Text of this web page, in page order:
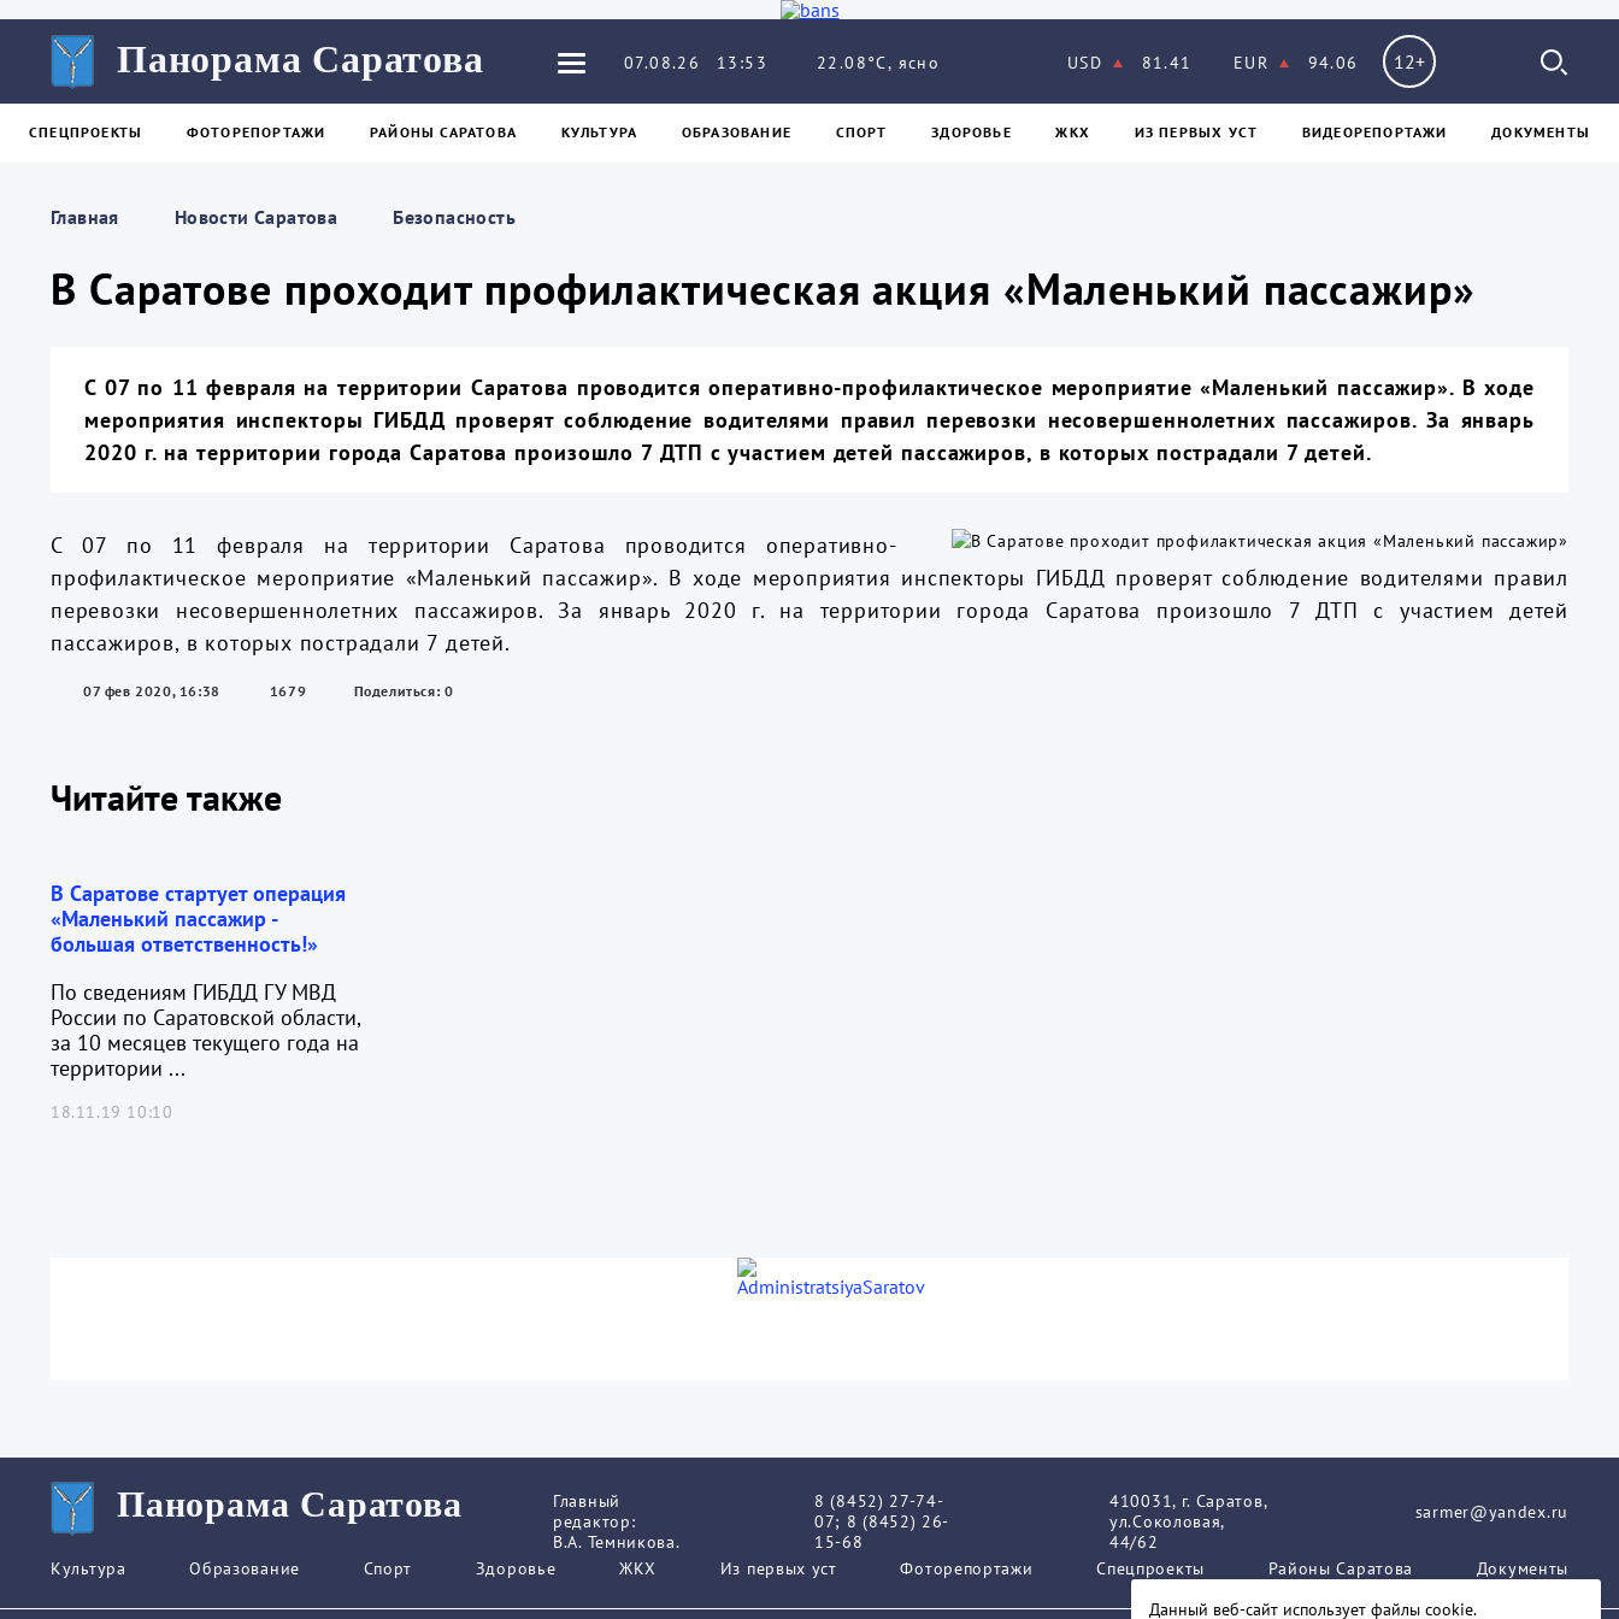
Панорама Саратова 07.08.26 13:53 22.08°C, ясно USD 81.41 EUR 94.06 12+
СПЕЦПРОЕКТЫ ФОТОРЕПОРТАЖИ РАЙОНЫ САРАТОВА КУЛЬТУРА ОБРАЗОВАНИЕ СПОРТ ЗДОРОВЬЕ ЖКХ ИЗ ПЕPВЫХ УСТ ВИДЕОРЕПОРТАЖИ ДОКУМЕНТЫ
Главная Новости Саратова Безопасность
В Саратове проходит профилактическая акция «Маленький пассажир»
С 07 по 11 февраля на территории Саратова проводится оперативно-профилактическое мероприятие «Маленький пассажир». В ходе
мероприятия инспекторы ГИБДД проверят соблюдение водителями правил перевозки несовершеннолетних пассажиров. За январь
2020 г. на территории города Саратова произошло 7 ДТП с участием детей пассажиров, в которых пострадали 7 детей.
С 07 по 11 февраля на территории Саратова проводится оперативно-
профилактическое мероприятие «Маленький пассажир». В ходе мероприятия инспекторы ГИБДД проверят соблюдение водителями правил
перевозки несовершеннолетних пассажиров. За январь 2020 г. на территории города Саратова произошло 7 ДТП с участием детей
пассажиров, в которых пострадали 7 детей.
07 фев 2020, 16:38 1679 Поделиться: 0
Читайте также
В Саратове стартует операция
«Маленький пассажир -
большая ответственность!»
По сведениям ГИБДД ГУ МВД
России по Саратовской области,
за 10 месяцев текущего года на
территории ...
18.11.19 10:10
Панорама Саратова
Главный
редактор:
В.А. Темникова.
8 (8452) 27-74-
07; 8 (8452) 26-
15-68
410031, г. Саратов,
ул.Соколовая,
44/62
sarmer@yandex.ru
Культура Образование Спорт Здоровье ЖКХ Из пеpвых уст Фоторепортажи Спецпроекты Районы Саратова
Документы
Данный веб-сайт использует файлы сookie.